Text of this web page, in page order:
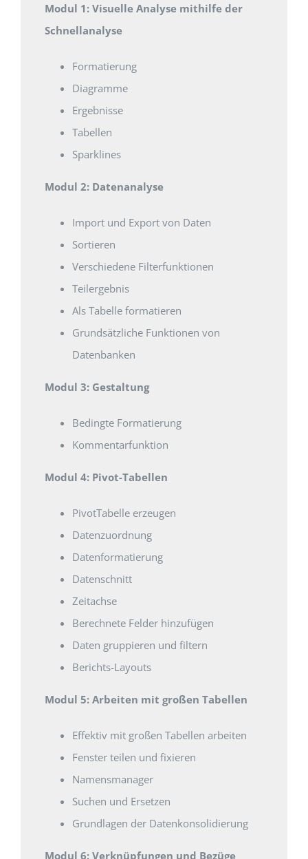
Modul 1: Visuelle Analyse mithilfe der
Schnellanalyse
Formatierung
Diagramme
Ergebnisse
Tabellen
Sparklines
Modul 2: Datenanalyse
Import und Export von Daten
Sortieren
Verschiedene Filterfunktionen
Teilergebnis
Als Tabelle formatieren
Grundsätzliche Funktionen von
Datenbanken
Modul 3: Gestaltung
Bedingte Formatierung
Kommentarfunktion
Modul 4: Pivot-Tabellen
PivotTabelle erzeugen
Datenzuordnung
Datenformatierung
Datenschnitt
Zeitachse
Berechnete Felder hinzufügen
Daten gruppieren und filtern
Berichts-Layouts
Modul 5: Arbeiten mit großen Tabellen
Effektiv mit großen Tabellen arbeiten
Fenster teilen und fixieren
Namensmanager
Suchen und Ersetzen
Grundlagen der Datenkonsolidierung
Modul 6: Verknüpfungen und Bezüge